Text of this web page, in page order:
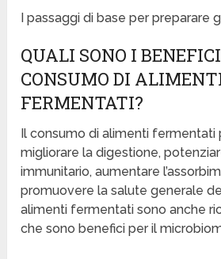
I passaggi di base per preparare
QUALI SONO I
CONSUMO DI
FERMENTATI?
Il consumo di alimenti fermentati
migliorare la digestione,
immunitario, aumentare
promuovere la salute generale
alimenti fermentati sono anche
che sono benefici per il